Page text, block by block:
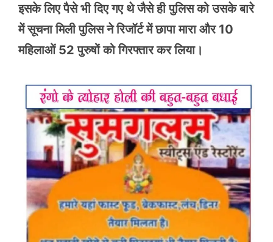
इसके लिए पैसे भी दिए गए थे जैसे ही पुलिस को उसके बारे
में सूचना मिली पुलिस ने रिजॉर्ट में छापा मारा और 10
महिलाओं 52 पुरुषों को गिरफ्तार कर लिया।